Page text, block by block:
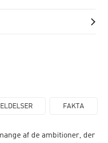
FAKTA
af de ambitioner, der